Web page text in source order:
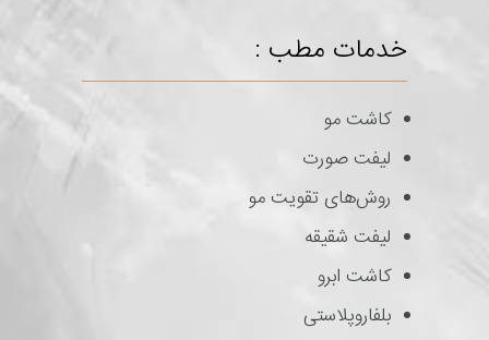
خدمات مطب :
کاشت مو
لیفت صورت
روش‌های تقویت مو
لیفت شقیقه
کاشت ابرو
بلفاروپلاستی